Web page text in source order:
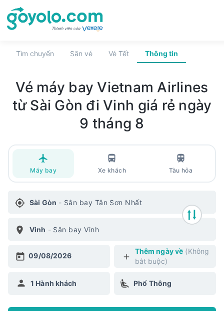
Tìm chuyến Săn vé Vé Tết Thông tin
Vé máy bay Vietnam Airlines
từ Sài Gòn đi Vinh giá rẻ ngày
9 tháng 8
Máy bay Xe khách Tàu hỏa
Sài Gòn - Sân bay Tân Sơn Nhất
Vinh - Sân bay Vinh
09/08/2026
Thêm ngày về (Không
bắt buộc)
1 Hành khách Phổ Thông